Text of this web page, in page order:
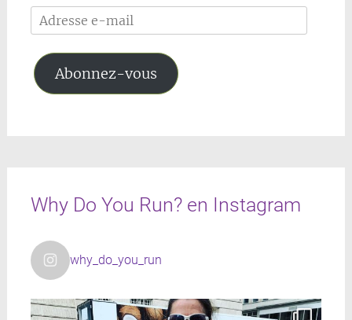
Adresse
e-
mail
Abonnez-vous
Why Do You Run? en Instagram
why_do_you_run